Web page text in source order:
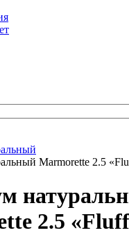
Marmorette 2.5
2.5